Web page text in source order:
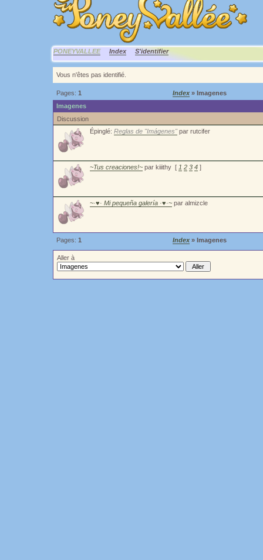
PONEYVALLEE Index S'identifier
Vous n'êtes pas identifié.
Pages: 1 Index » Imagenes
Imagenes
Discussion
Épinglé:Reglas de "Imágenes" par rutcifer
~Tus creaciones!~ par kiiithy [ 1 2 3 4 ]
~·♥· Mi pequeña galería ·♥·~ par almizcle
Pages: 1 Index » Imagenes
Aller à